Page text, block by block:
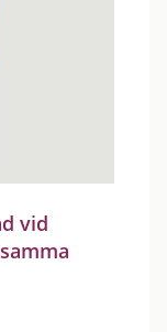
vid